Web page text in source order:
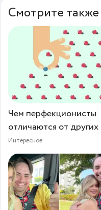
Смотрите также
Чем перфекционисты
отличаются от других
Интересное